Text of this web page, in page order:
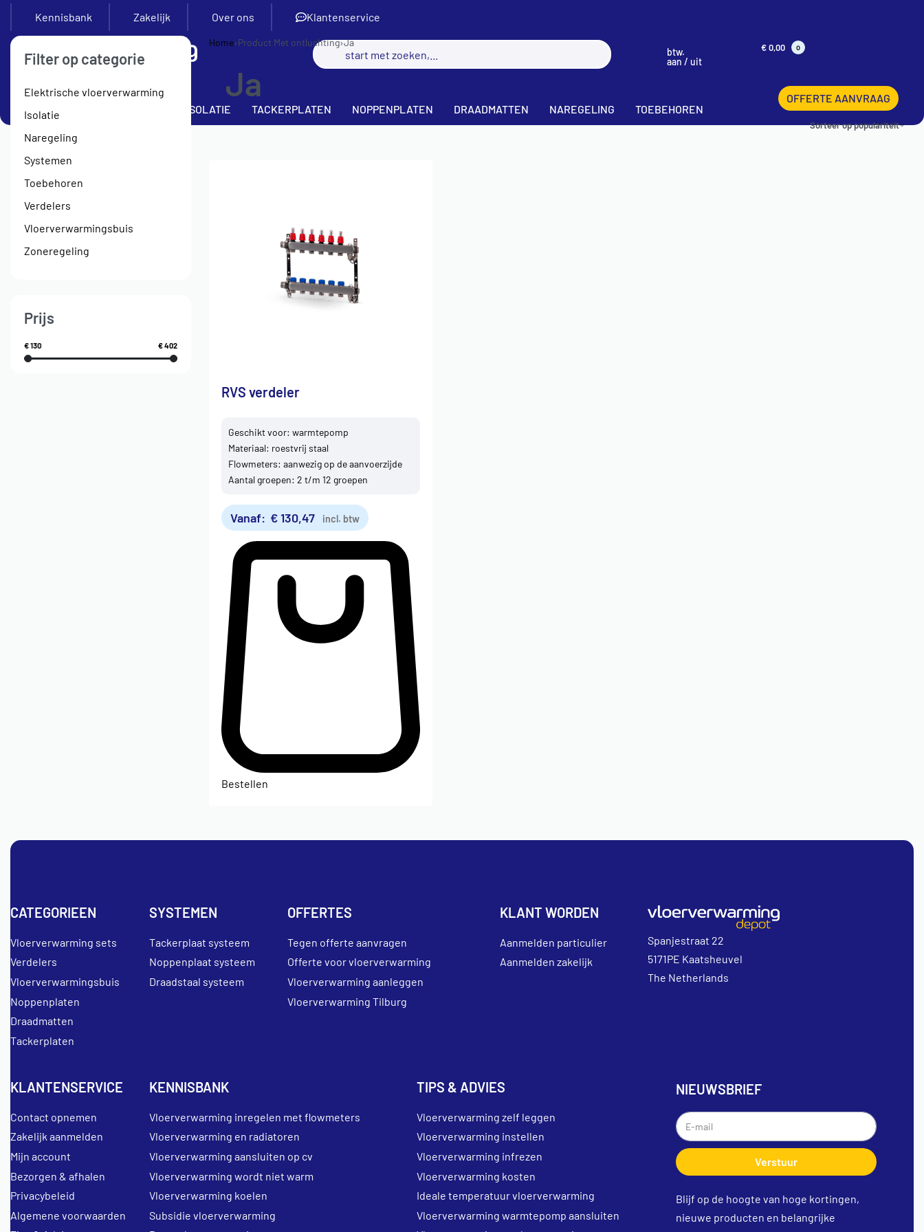
Kennisbank Zakelijk Over ons Klantenservice
btw.
aan / uit
€0,00 0
SETS ISOLATIE TACKERPLATEN NOPPENPLATEN DRAADMATTEN NAREGELING TOEBEHOREN
OFFERTE AANVRAAG
Filter op categorie
Elektrische vloerverwarming
Isolatie
Naregeling
Systemen
Toebehoren
Verdelers
Vloerverwarmingsbuis
Zoneregeling
Prijs
€ 130 € 402
Home›Product Met ontluchting›Ja
Ja
Sorteer op populariteit
RVS verdeler
Geschikt voor: warmtepomp
Materiaal: roestvrij staal
Flowmeters: aanwezig op de aanvoerzijde
Aantal groepen: 2 t/m 12 groepen
Vanaf: €130,47 incl. btw
Bestellen
CATEGORIEEN
Vloerverwarming sets
Verdelers
Vloerverwarmingsbuis
Noppenplaten
Draadmatten
Tackerplaten
SYSTEMEN
Tackerplaat systeem
Noppenplaat systeem
Draadstaal systeem
OFFERTES
Tegen offerte aanvragen
Offerte voor vloerverwarming
Vloerverwarming aanleggen
Vloerverwarming Tilburg
KLANT WORDEN
Aanmelden particulier
Aanmelden zakelijk
Spanjestraat 22
5171PE Kaatsheuvel
The Netherlands
KLANTENSERVICE
Contact opnemen
Zakelijk aanmelden
Mijn account
Bezorgen & afhalen
Privacybeleid
Algemene voorwaarden
KENNISBANK
Vloerverwarming inregelen met flowmeters
Vloerverwarming en radiatoren
Vloerverwarming aansluiten op cv
Vloerverwarming wordt niet warm
Vloerverwarming koelen
Subsidie vloerverwarming
TIPS & ADVIES
Vloerverwarming zelf leggen
Vloerverwarming instellen
Vloerverwarming infrezen
Vloerverwarming kosten
Ideale temperatuur vloerverwarming
Vloerverwarming warmtepomp aansluiten
NIEUWSBRIEF
Verstuur
Blijf op de hoogte van hoge kortingen,
nieuwe producten en belangrijke